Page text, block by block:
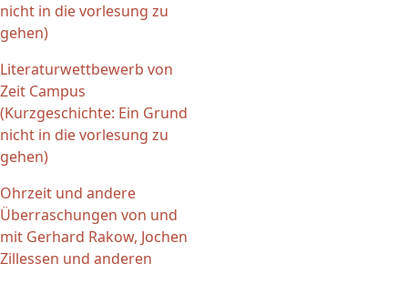
nicht in die vorlesung zu
gehen)
Literaturwettbewerb von
Zeit Campus
(Kurzgeschichte: Ein Grund
nicht in die vorlesung zu
gehen)
Ohrzeit und andere
Überraschungen von und
mit Gerhard Rakow, Jochen
Zillessen und anderen